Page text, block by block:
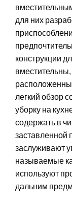
для них
конструкции
легкий обзор
уборку на
содержать в
заставленной
заслуживают
называемые
используют
дальним